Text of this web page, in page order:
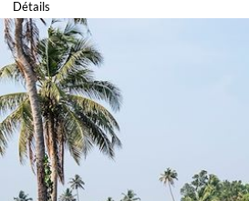
Détails